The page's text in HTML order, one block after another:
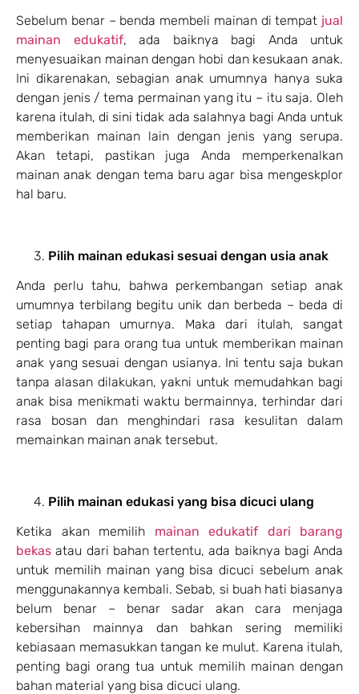
Sebelum benar – benda membeli mainan di tempat jual
mainan edukatif, ada baiknya bagi Anda untuk
menyesuaikan mainan dengan hobi dan kesukaan anak.
Ini dikarenakan, sebagian anak umumnya hanya suka
dengan jenis / tema permainan yang itu – itu saja. Oleh
karena itulah, di sini tidak ada salahnya bagi Anda untuk
memberikan mainan lain dengan jenis yang serupa.
Akan tetapi, pastikan juga Anda memperkenalkan
mainan anak dengan tema baru agar bisa mengeskplor
hal baru.
Pilih mainan edukasi sesuai dengan usia anak
Anda perlu tahu, bahwa perkembangan setiap anak
umumnya terbilang begitu unik dan berbeda – beda di
setiap tahapan umurnya. Maka dari itulah, sangat
penting bagi para orang tua untuk memberikan mainan
anak yang sesuai dengan usianya. Ini tentu saja bukan
tanpa alasan dilakukan, yakni untuk memudahkan bagi
anak bisa menikmati waktu bermainnya, terhindar dari
rasa bosan dan menghindari rasa kesulitan dalam
memainkan mainan anak tersebut.
Pilih mainan edukasi yang bisa dicuci ulang
Ketika akan memilih mainan edukatif dari barang
bekas atau dari bahan tertentu, ada baiknya bagi Anda
untuk memilih mainan yang bisa dicuci sebelum anak
menggunakannya kembali. Sebab, si buah hati biasanya
belum benar – benar sadar akan cara menjaga
kebersihan mainnya dan bahkan sering memiliki
kebiasaan memasukkan tangan ke mulut. Karena itulah,
penting bagi orang tua untuk memilih mainan dengan
bahan material yang bisa dicuci ulang.